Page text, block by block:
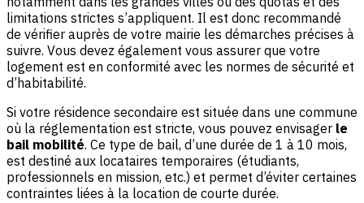
limitations strictes s’appliquent. Il est donc recommandé
de vérifier auprès de votre mairie les démarches précises à
suivre. Vous devez également vous assurer que votre
logement est en conformité avec les normes de sécurité et
d’habitabilité.
Si votre résidence secondaire est située dans une commune
où la réglementation est stricte, vous pouvez envisager le
bail mobilité. Ce type de bail, d’une durée de 1 à 10 mois,
est destiné aux locataires temporaires (étudiants,
professionnels en mission, etc.) et permet d’éviter certaines
contraintes liées à la location de courte durée.